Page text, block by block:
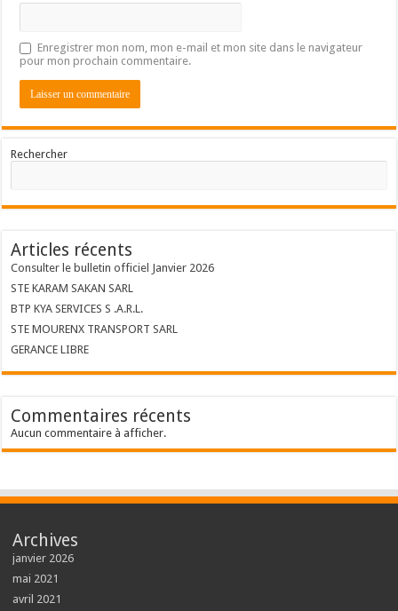
Enregistrer mon nom, mon e-mail et mon site dans le navigateur
pour mon prochain commentaire.
Rechercher
Articles récents
Consulter le bulletin officiel Janvier 2026
STE KARAM SAKAN SARL
BTP KYA SERVICES S .A.R.L.
STE MOURENX TRANSPORT SARL
GERANCE LIBRE
Commentaires récents
Aucun commentaire à afficher.
Archives
janvier 2026
mai 2021
avril 2021